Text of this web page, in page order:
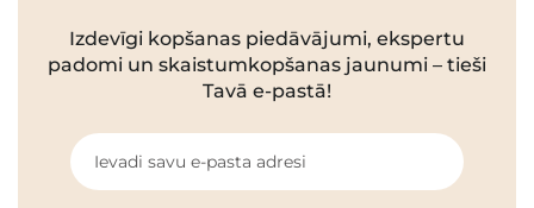
Izdevīgi kopšanas piedāvājumi, ekspertu
padomi un skaistumkopšanas jaunumi – tieši
Tavā e-pastā!
Ievadi savu e-pasta adresi